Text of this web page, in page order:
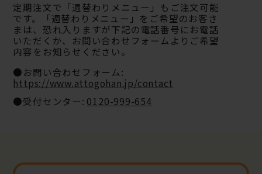
定期注文で「週替わりメニュー」もご注文可能
です。「週替わりメニュー」をご希望のお客さ
まは、 恐れ入りますが下記の電話番号にお電話
いただくか、お問い合わせフォームよりご希望
内容をお知らせください。
●お問い合わせフォーム:
https://www.attogohan.jp/contact
●受付センター: 0120-999-654